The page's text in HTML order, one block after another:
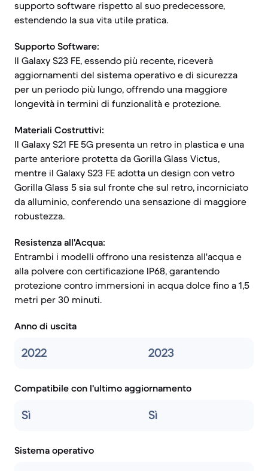
supporto software rispetto al suo predecessore,
estendendo la sua vita utile pratica.
Supporto Software:
Il Galaxy S23 FE, essendo più recente, riceverà
aggiornamenti del sistema operativo e di sicurezza
per un periodo più lungo, offrendo una maggiore
longevità in termini di funzionalità e protezione.
Materiali Costruttivi:
Il Galaxy S21 FE 5G presenta un retro in plastica e una
parte anteriore protetta da Gorilla Glass Victus,
mentre il Galaxy S23 FE adotta un design con vetro
Gorilla Glass 5 sia sul fronte che sul retro, incorniciato
da alluminio, conferendo una sensazione di maggiore
robustezza.
Resistenza all'Acqua:
Entrambi i modelli offrono una resistenza all'acqua e
alla polvere con certificazione IP68, garantendo
protezione contro immersioni in acqua dolce fino a 1,5
metri per 30 minuti.
Anno di uscita
2022 2023
Compatibile con l'ultimo aggiornamento
Sì Sì
Sistema operativo